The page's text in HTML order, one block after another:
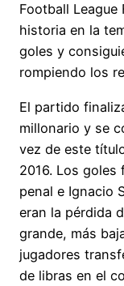
Football
historia en la
goles y
rompiendo los
El partido
millonario y se
vez de este
2016. Los goles
penal e Ignacio
eran la pérdida
grande, más
jugadores
de libras en el